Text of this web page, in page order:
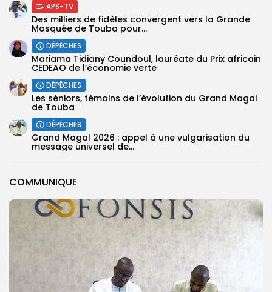
COMMUNIQUE
APS-TV
Des milliers de fidèles convergent vers la Grande
Mosquée de Touba pour...
DÉPÊCHES
Mariama Tidiany Coundoul, lauréate du Prix africain
CEDEAO de l’économie verte
DÉPÊCHES
Les séniors, témoins de l’évolution du Grand Magal
de Touba
DÉPÊCHES
Grand Magal 2026 : appel à une vulgarisation du
message universel de...